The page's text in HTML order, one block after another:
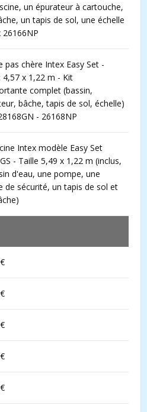
un épurateur à cartouche,
un tapis de sol, une échelle
26166NP
pas chère Intex Easy Set -
4,57 x 1,22 m - Kit
complet (bassin,
bâche, tapis de sol, échelle)
- 26168NP
Intex modèle Easy Set
- Taille 5,49 x 1,22 m (inclus,
d'eau, une pompe, une
de sécurité, un tapis de sol et